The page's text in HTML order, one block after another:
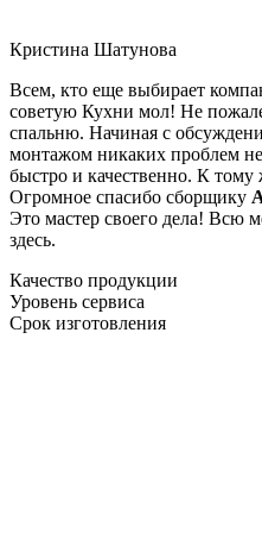
Кристина Шатунова
Всем, кто еще выбирает
советую Кухни мол! Не
спальню. Начиная с
монтажом никаких проблем
быстро и качественно. К
Огромное спасибо сборщику
Это мастер своего дела! Всю
здесь.
Качество продукции
Уровень сервиса
Срок изготовления